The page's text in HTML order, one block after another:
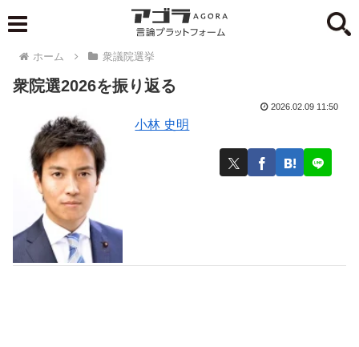
ホーム 衆議院選挙
衆院選2026を振り返る
小林 史明
2026.02.09 11:50